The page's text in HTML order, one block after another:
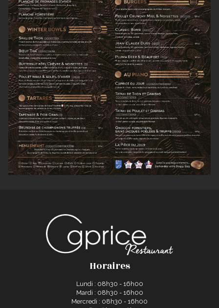
Horaires
Lundi : 08h30 - 16h00
Mardi : 08h30 - 16h00
Mercredi : 08h30 - 16h00